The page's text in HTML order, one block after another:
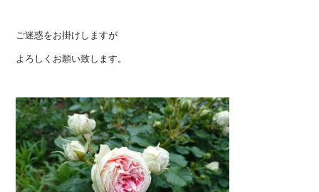
ご迷惑をお掛けしますが
よろしくお願い致します。